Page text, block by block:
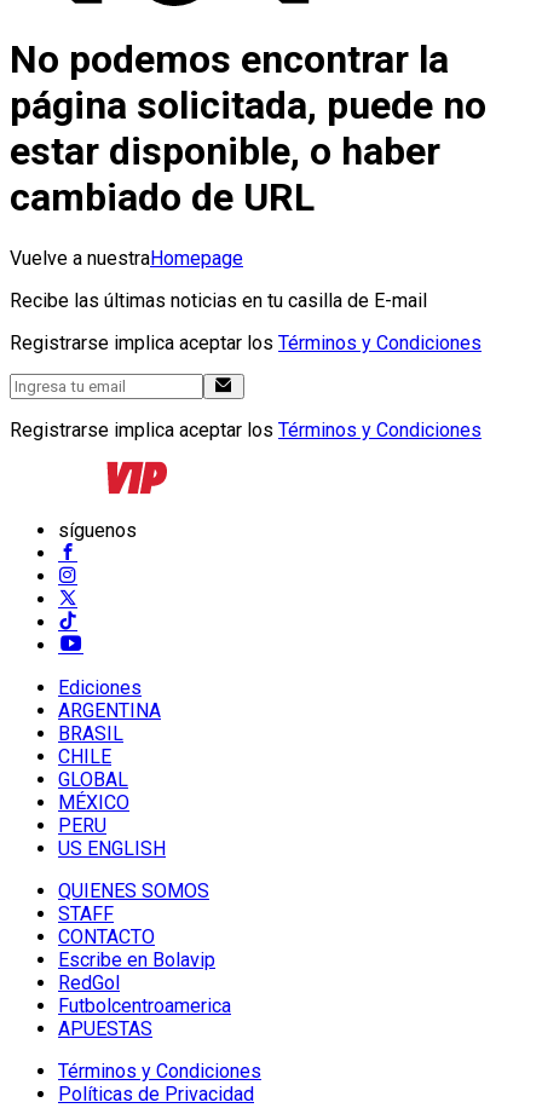
No podemos encontrar la
página solicitada, puede no
estar disponible, o haber
cambiado de URL
Vuelve a nuestraHomepage
Recibe las últimas noticias en tu casilla de E-mail
Registrarse implica aceptar los Términos y Condiciones
Registrarse implica aceptar los Términos y Condiciones
síguenos
Ediciones
ARGENTINA
BRASIL
CHILE
GLOBAL
MÉXICO
PERU
US ENGLISH
QUIENES SOMOS
STAFF
CONTACTO
Escribe en Bolavip
RedGol
Futbolcentroamerica
APUESTAS
Términos y Condiciones
Políticas de Privacidad